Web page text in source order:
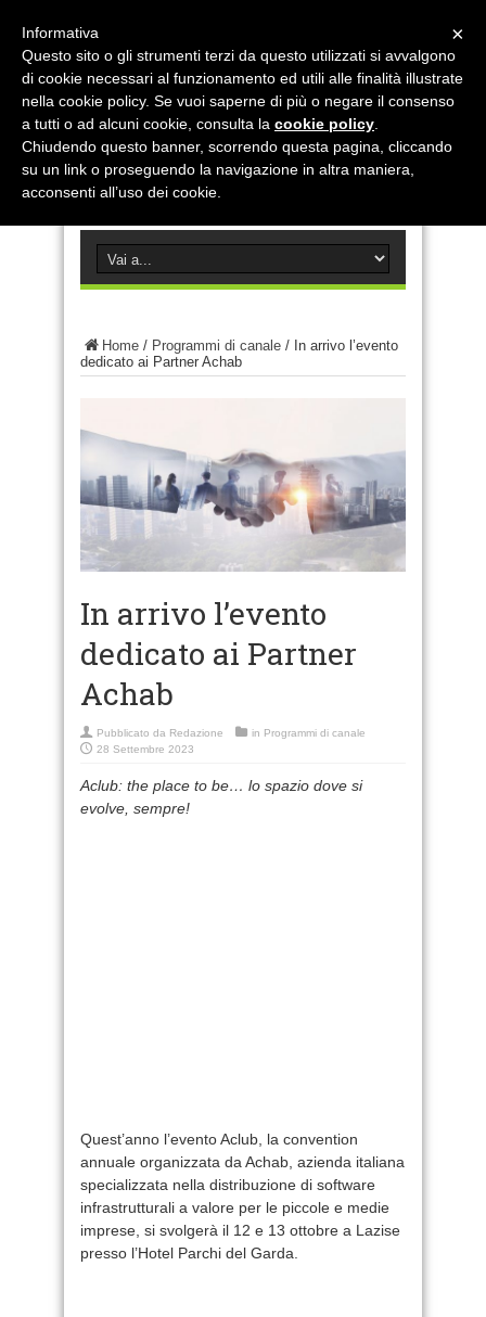
Home / Programmi di canale / In arrivo l’evento
dedicato ai Partner Achab
In arrivo l’evento
dedicato ai Partner
Achab
Pubblicato da Redazione in Programmi di canale
28 Settembre 2023
Aclub: the place to be… lo spazio dove si
evolve, sempre!
Quest’anno l’evento Aclub, la convention
annuale organizzata da Achab, azienda italiana
specializzata nella distribuzione di software
infrastrutturali a valore per le piccole e medie
imprese, si svolgerà il 12 e 13 ottobre a Lazise
presso l’Hotel Parchi del Garda.
×
Informativa
Questo sito o gli strumenti terzi da questo utilizzati si avvalgono
di cookie necessari al funzionamento ed utili alle finalità illustrate
nella cookie policy. Se vuoi saperne di più o negare il consenso
a tutti o ad alcuni cookie, consulta la cookie policy
Chiudendo questo banner, scorrendo questa pagina, cliccando
su un link o proseguendo la navigazione in altra maniera,
acconsenti all’uso dei cookie.